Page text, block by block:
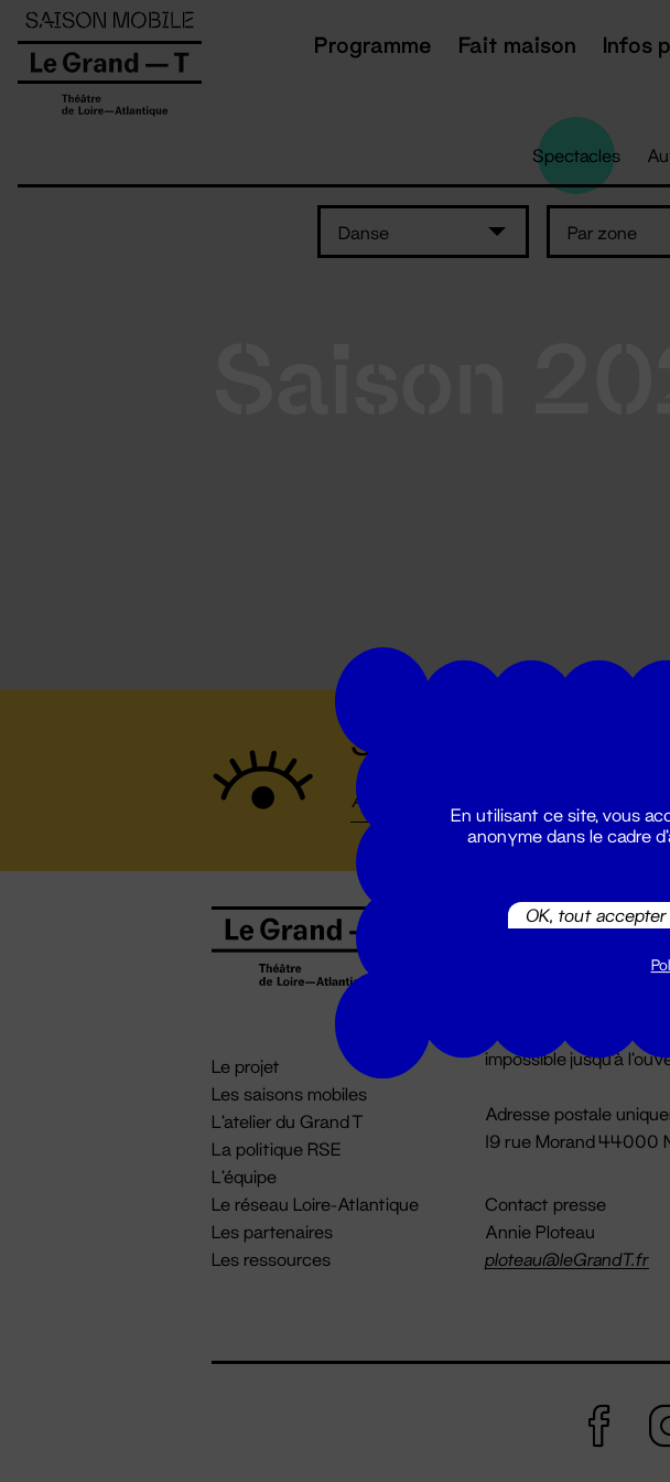
Programme Fait maison Infos
Spectacles
Danse Par zone
Suivez toutes les
Le projet
Les saisons mobiles
L'atelier du Grand T
La politique RSE
L'équipe
Le réseau Loire-Atlantique
Les partenaires
Les ressources
Billetterie
billetterie@leGrandT.fr
impossible jusqu'à
Adresse postale
19 rue Morand 44000
Contact presse
Annie Ploteau
ploteau@leGrandT.fr
Panneau de gestion des cookies
En utilisant ce site, vous
anonyme dans le cadre
OK, tout accepter